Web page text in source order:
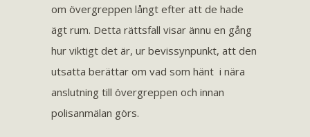
om övergreppen långt efter att de hade
ägt rum. Detta rättsfall visar ännu en gång
hur viktigt det är, ur bevissynpunkt, att den
utsatta berättar om vad som hänt i nära
anslutning till övergreppen och innan
polisanmälan görs.